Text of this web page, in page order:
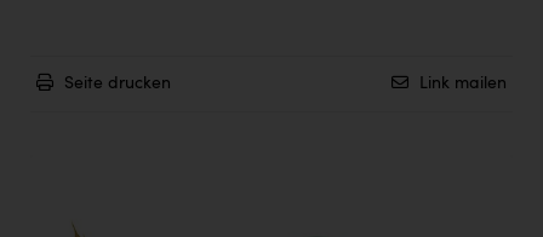
Seite drucken Link mailen